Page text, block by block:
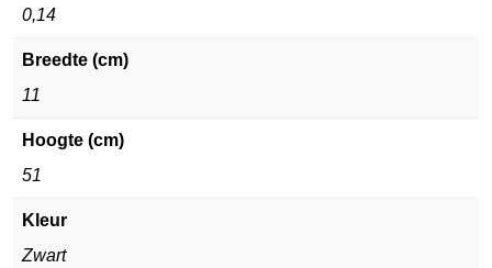
0,14
Breedte (cm)
11
Hoogte (cm)
51
Kleur
Zwart